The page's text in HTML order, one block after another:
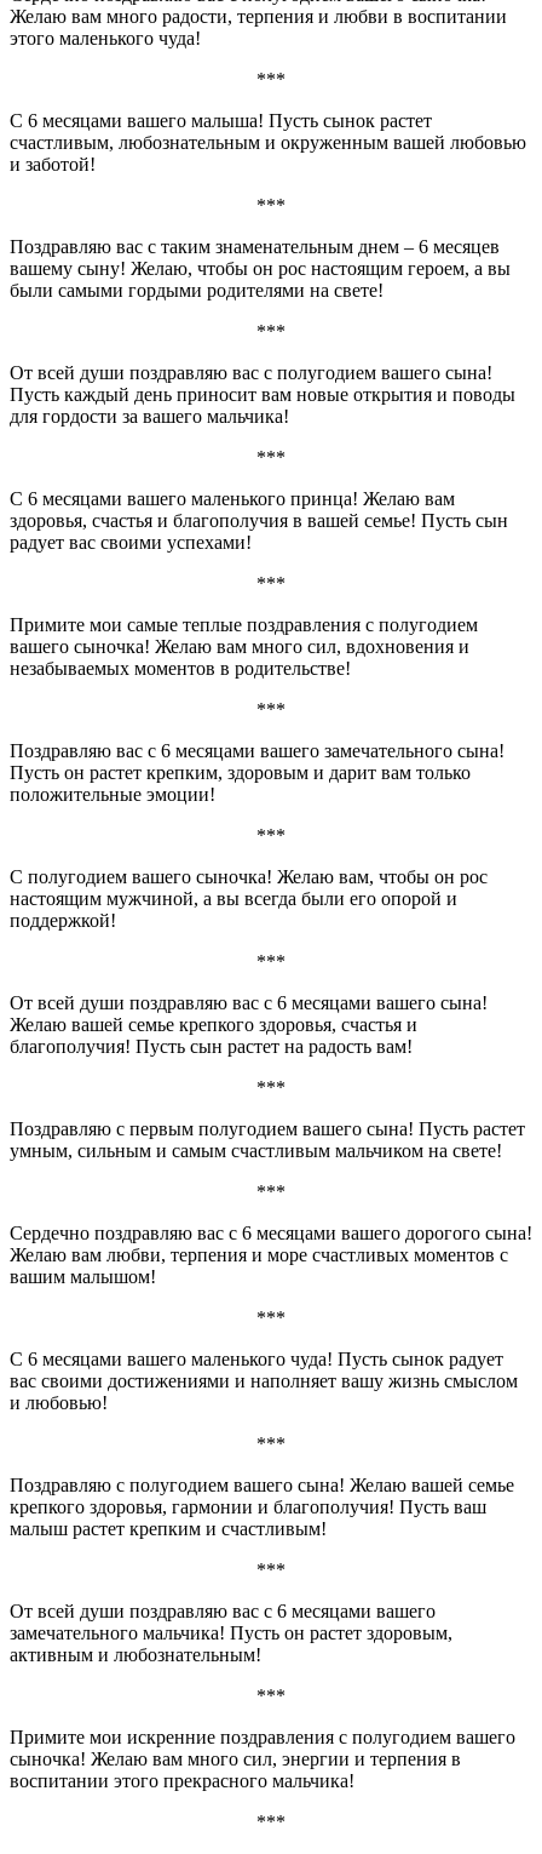
Желаю вам много радости, терпения и любви в воспитании
этого маленького чуда!
***
С 6 месяцами вашего малыша! Пусть сынок растет
счастливым, любознательным и окруженным вашей любовью
и заботой!
***
Поздравляю вас с таким знаменательным днем – 6 месяцев
вашему сыну! Желаю, чтобы он рос настоящим героем, а вы
были самыми гордыми родителями на свете!
***
От всей души поздравляю вас с полугодием вашего сына!
Пусть каждый день приносит вам новые открытия и поводы
для гордости за вашего мальчика!
***
С 6 месяцами вашего маленького принца! Желаю вам
здоровья, счастья и благополучия в вашей семье! Пусть сын
радует вас своими успехами!
***
Примите мои самые теплые поздравления с полугодием
вашего сыночка! Желаю вам много сил, вдохновения и
незабываемых моментов в родительстве!
***
Поздравляю вас с 6 месяцами вашего замечательного сына!
Пусть он растет крепким, здоровым и дарит вам только
положительные эмоции!
***
С полугодием вашего сыночка! Желаю вам, чтобы он рос
настоящим мужчиной, а вы всегда были его опорой и
поддержкой!
***
От всей души поздравляю вас с 6 месяцами вашего сына!
Желаю вашей семье крепкого здоровья, счастья и
благополучия! Пусть сын растет на радость вам!
***
Поздравляю с первым полугодием вашего сына! Пусть растет
умным, сильным и самым счастливым мальчиком на свете!
***
Сердечно поздравляю вас с 6 месяцами вашего дорогого сына!
Желаю вам любви, терпения и море счастливых моментов с
вашим малышом!
***
С 6 месяцами вашего маленького чуда! Пусть сынок радует
вас своими достижениями и наполняет вашу жизнь смыслом
и любовью!
***
Поздравляю с полугодием вашего сына! Желаю вашей семье
крепкого здоровья, гармонии и благополучия! Пусть ваш
малыш растет крепким и счастливым!
***
От всей души поздравляю вас с 6 месяцами вашего
замечательного мальчика! Пусть он растет здоровым,
активным и любознательным!
***
Примите мои искренние поздравления с полугодием вашего
сыночка! Желаю вам много сил, энергии и терпения в
воспитании этого прекрасного мальчика!
***